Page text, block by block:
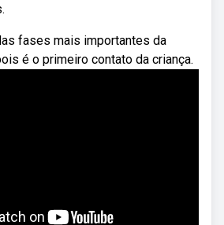
fases mais importantes da
é o primeiro contato da criança.